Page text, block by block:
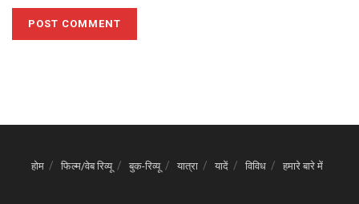
होम फिल्म/वेब रिव्यू बुक-रिव्यू यात्रा यादें विविध हमारे बारे में